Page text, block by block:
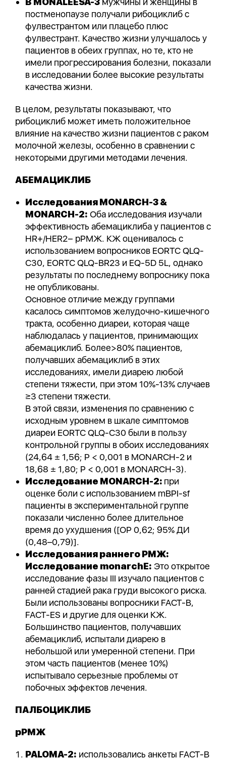
постменопаузе получали рибоциклиб с
фулвестрантом или плацебо плюс
фулвестрант. Качество жизни улучшалось у
пациентов в обеих группах, но те, кто не
имели прогрессирования болезни, показали
в исследовании более высокие результаты
качества жизни.
В целом, результаты показывают, что
рибоциклиб может иметь положительное
влияние на качество жизни пациентов с раком
молочной железы, особенно в сравнении с
некоторыми другими методами лечения.
АБЕМАЦИКЛИБ
Исследования MONARCH-3 &
MONARCH-2: Оба исследования изучали
эффективность абемациклиба у пациентов с
HR+/HER2− рРМЖ. КЖ оценивалось с
использованием вопросников EORTC QLQ-
C30, EORTC QLQ-BR23 и EQ-5D 5L, однако
результаты по последнему вопроснику пока
не опубликованы.
Основное отличие между группами
касалось симптомов желудочно-кишечного
тракта, особенно диареи, которая чаще
наблюдалась у пациентов, принимающих
абемациклиб. Более>80% пациентов,
получавших абемациклиб в этих
исследованиях, имели диарею любой
степени тяжести, при этом 10%-13% случаев
≥3 степени тяжести.
В этой связи, изменения по сравнению с
исходным уровнем в шкале симптомов
диареи EORTC QLQ-C30 были в пользу
контрольной группы в обоих исследованиях
(24,64 ± 1,56; P < 0,001 в MONARCH-2 и
18,68 ± 1,80; P < 0,001 в MONARCH-3).
Исследование MONARCH-2: при
оценке боли с использованием mBPI-sf
пациенты в экспериментальной группе
показали численно более длительное
время до ухудшения ([ОР 0,62; 95% ДИ
(0,48–0,79)].
Исследования раннего РМЖ:
Исследование monarchE: Это открытое
исследование фазы III изучало пациентов с
ранней стадией рака груди высокого риска.
Были использованы вопросники FACT-B,
FACT-ES и другие для оценки КЖ.
Большинство пациентов, получавших
абемациклиб, испытали диарею в
небольшой или умеренной степени. При
этом часть пациентов (менее 10%)
испытывало серьезные проблемы от
побочных эффектов лечения.
ПАЛБОЦИКЛИБ
рРМЖ
PALOMA-2: использовались анкеты FACT-B